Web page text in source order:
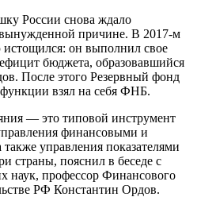
России снова ждало
причине. В 2017-м
он выполнил свое
бюджета, образовавшийся
После этого Резервный фонд
функции взял на себя ФНБ.
— это типовой инструмент
финансовыми и
управления показателями
страны, пояснил в беседе с
наук, профессор Финансового
РФ Константин Ордов.